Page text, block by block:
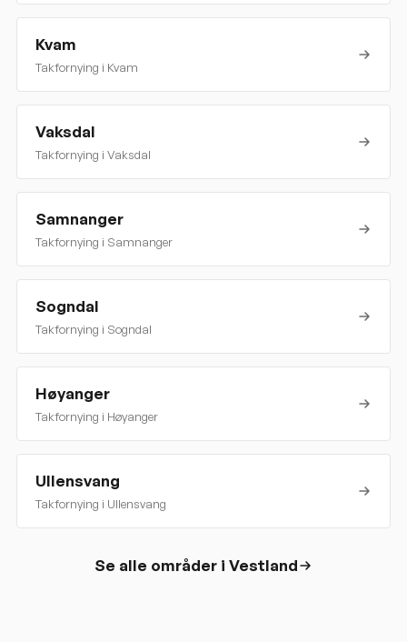
Kvam
Takfornying i Kvam
Vaksdal
Takfornying i Vaksdal
Samnanger
Takfornying i Samnanger
Sogndal
Takfornying i Sogndal
Høyanger
Takfornying i Høyanger
Ullensvang
Takfornying i Ullensvang
Se alle områder i Vestland